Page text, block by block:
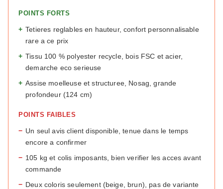
POINTS FORTS
+ Tetieres reglables en hauteur, confort personnalisable
rare a ce prix
+ Tissu 100 % polyester recycle, bois FSC et acier,
demarche eco serieuse
+ Assise moelleuse et structuree, Nosag, grande
profondeur (124 cm)
POINTS FAIBLES
− Un seul avis client disponible, tenue dans le temps
encore a confirmer
− 105 kg et colis imposants, bien verifier les acces avant
commande
− Deux coloris seulement (beige, brun), pas de variante